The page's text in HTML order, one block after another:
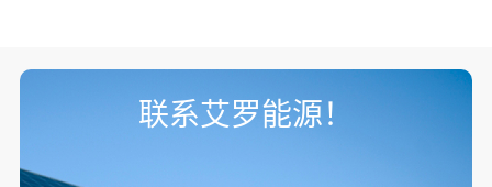
联系艾罗能源！